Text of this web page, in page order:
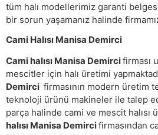
tüm halı modellerimiz garanti
bir sorun yaşamanız halinde
Cami Halısı Manisa Demirci
Cami halısı Manisa Demircifirması
mescitler için halı üretimi
Demirci firmasının modern üretim
teknoloji ürünü makineler ile talep
parça halinde cami ve mescit halısı
halısı Manisa Demircifirmasından